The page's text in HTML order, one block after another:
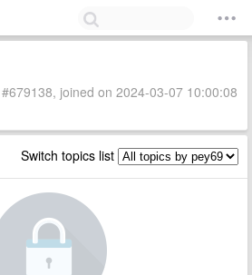
joined on 2024-03-07 10:00:08
Switch topics list